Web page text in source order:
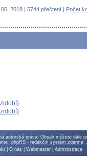
2018 | 5744 přečtení | Počet
autorská práva! Obsah můžete dále
phpRS - redakční systém zdarma .
|O nás|Webmaster|Administrace